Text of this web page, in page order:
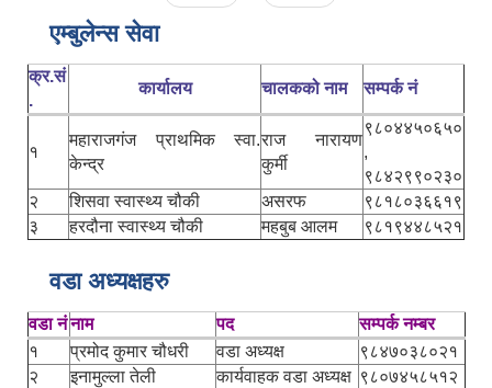
एम्बुलेन्स सेवा
क्र.सं
.
कार्यालय चालकको नाम सम्पर्क नं
१
महाराजगंज प्राथमिक स्वा.
केन्द्र
राज नारायण
कुर्मी
९८०४४५०६५०
,
९८४२९९०२३०
२
शिसवा स्वास्थ्य चौकी असरफ
९८१८०३६६१९
३
हरदौना स्वास्थ्य चौकी महबुब आलम ९८१९४४८५२१
वडा अध्यक्षहरु
वडा नंनाम पद
सम्पर्क नम्बर
१
प्रमोद कुमार चौधरी वडा अध्यक्ष
९८४७०३८०२१
२
इनामुल्ला तेली कार्यवाहक वडा अध्यक्ष ९८०७४५८५१२